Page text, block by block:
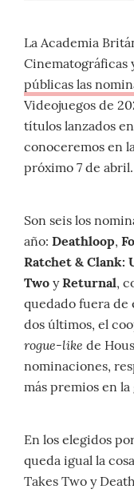
La Academia
Cinematográficas
públicas las
Videojuegos de
títulos lanzados
conoceremos en
próximo 7 de abril.
Son seis los
año: Deathloop,
Ratchet & Clank:
Two yReturnal,
quedado fuera de
dos últimos, el
rogue-like de
nominaciones,
más premios en
En los elegidos
queda igual la
Takes Two y